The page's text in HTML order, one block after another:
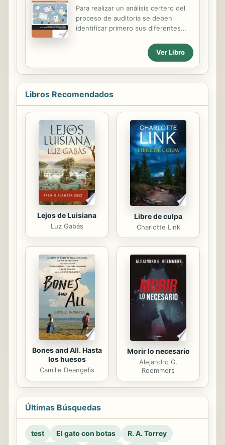
responsable de gestión de personas
de una empresa tan revolucionaria
como Google. Esta idea es el eje de
La nueva fórmula del trabajo, un
manifiesto rompedor acerca de
nuestra capacidad para cambiar la
vivimos. Bock proporciona...
Para realizar un análisis certero del
proceso de auditoría se deben
identificar primero sus diferentes
se generan y los instrumentos que
se utilizarán para realizarlo. A lo largo
de este manual se desarrollan las
planificación y problemática y la
documentación de trabajo empleada,
que debe en todo momento servir
como justificación al auditor en el
obligado informe de auditoría.
Además, se estudiarán los
procedimientos de control interno de
una empresa que debe revisar el...
Ver Libro
Libros Recomendados
Lejos de Luisiana
Luz Gabás
Libre de culpa
Charlotte Link
Bones and All. Hasta
los huesos
Camille Deangelis
Morir lo necesario
Alejandro G.
Roemmers
Últimas Búsquedas
test El gato con botas
R. A. Torrey